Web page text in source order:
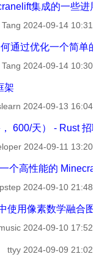
集成的一些进
2024-09-14 10:31
通过优化一个简单
2024-09-14 10:30
架
2024-09-13 16:04
600/天） - Rust 招
2024-09-11 13:20
个高性能的
2024-09-10 21:48
使用像素数学融合
2024-09-10 17:52
ttyy 2024-09-09 21:02